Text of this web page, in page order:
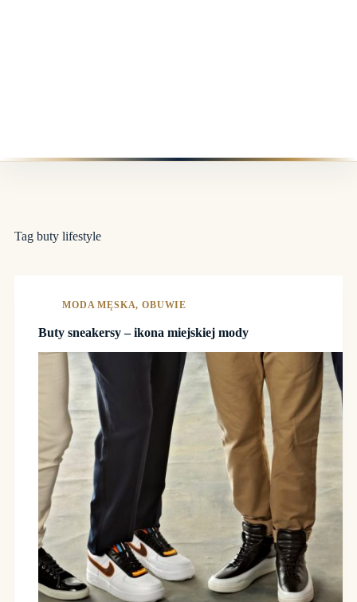
Tag buty lifestyle
MODA MĘSKA,OBUWIE
Buty sneakersy – ikona miejskiej mody